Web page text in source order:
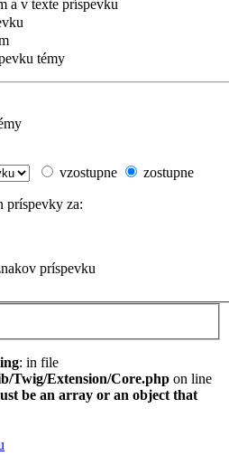
a v texte príspevku
témy
vzostupne
zostupne
príspevky za:
príspevku
: in file
Twig/Extension/Core.php on line
be an array or an object that